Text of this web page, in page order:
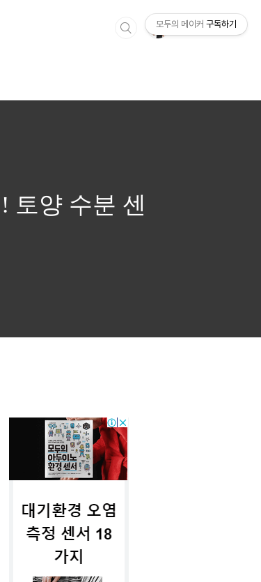
토양 수분 센
모두의 메이커 구독하기